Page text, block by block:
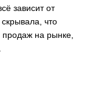
зависит от
что
продаж на рынке,